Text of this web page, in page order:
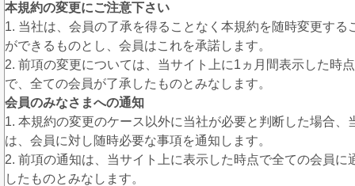
本規約の変更にご注意下さい
1. 当社は、会員の了承を得ることなく本規約を随時変更する
ができるものとし、会員はこれを承諾します。
2. 前項の変更については、当サイト上に1ヵ月間表示した時点
で、全ての会員が了承したものとみなします。
会員のみなさまへの通知
1. 本規約の変更のケース以外に当社が必要と判断した場合、
は、会員に対し随時必要な事項を通知します。
2. 前項の通知は、当サイト上に表示した時点で全ての会員に
したものとみなします。